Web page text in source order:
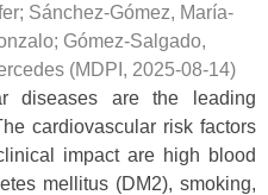
; Sánchez-Gómez, María-
; Gómez-Salgado,
(MDPI , 2025-08-14)
diseases are the leading
cardiovascular risk factors
impact are high blood
mellitus (DM2), smoking,